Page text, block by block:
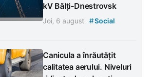
kV Bălți-Dnestrovsk
Joi, 6 august #Social
Canicula a înrăutățit
calitatea aerului. Niveluri